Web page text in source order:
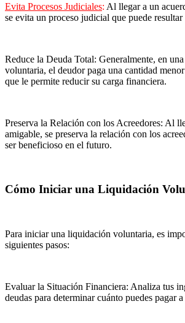
Evita Procesos Judiciales: Al llegar a un
se evita un proceso judicial que puede
Reduce la Deuda Total: Generalmente, en
voluntaria, el deudor paga una cantidad
que le permite reducir su carga financiera.
Preserva la Relación con los Acreedores: Al
amigable, se preserva la relación con los
ser beneficioso en el futuro.
Cómo Iniciar una Liquidación
Para iniciar una liquidación voluntaria, es
siguientes pasos:
Evaluar la Situación Financiera: Analiza tus
deudas para determinar cuánto puedes pagar